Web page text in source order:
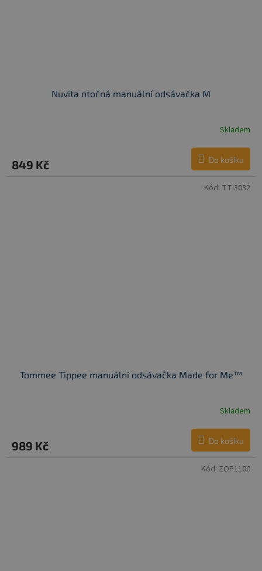
Nuvita otočná manuální odsávačka M
Skladem
849 Kč Do košíku
Tommee Tippee manuální odsávačka Made for Me™
Skladem
989 Kč Do košíku
Kód: TTI3032
Kód: ZOP1100